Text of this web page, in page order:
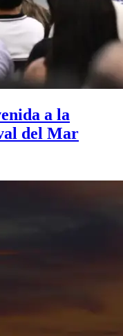
a la
del Mar